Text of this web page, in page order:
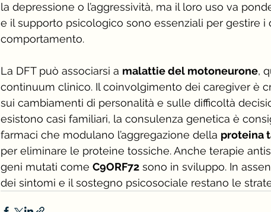
la depressione o l’aggressività, ma il loro uso va
e il supporto psicologico sono essenziali per gestire
comportamento.
La DFT può associarsi a malattie del motoneurone,
continuum clinico. Il coinvolgimento dei caregiver è
sui cambiamenti di personalità e sulle difficoltà
esistono casi familiari, la consulenza genetica è
farmaci che modulano l’aggregazione della proteina
per eliminare le proteine tossiche. Anche terapie
geni mutati come C9ORF72 sono in sviluppo. In
dei sintomi e il sostegno psicosociale restano le